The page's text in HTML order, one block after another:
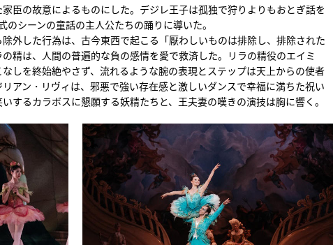
臣の故意によるものにした。デジレ王子は孤独で狩りよりもおとぎ話を
シーンの童話の主人公たちの踊りに導いた。
外した行為は、古今東西で起こる「厭わしいものは排除し、排除された
精は、人間の普遍的な負の感情を愛で救済した。リラの精役のエイミ
しを終始絶やさず、流れるような腕の表現とステップは天上からの使者
アン・リヴィは、邪悪で強い存在感と激しいダンスで幸福に満ちた祝い
するカラボスに懇願する妖精たちと、王夫妻の嘆きの演技は胸に響く。